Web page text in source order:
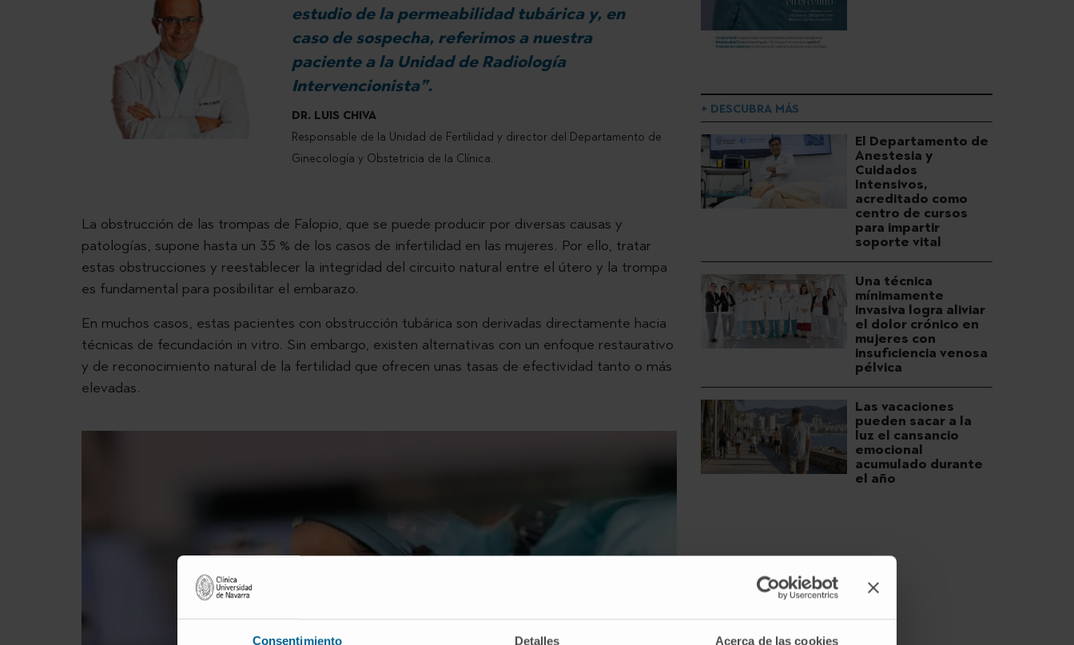
Consentimiento Detalles Acerca de las cookies
estudio de la permeabilidad tubárica y, en
caso de sospecha, referimos a nuestra
paciente a la Unidad de Radiología
Intervencionista”.
DR. LUIS CHIVA
Responsable de la Unidad de Fertilidad y director del Departamento de
Ginecología y Obstetricia de la Clínica.
La obstrucción de las trompas de Falopio, que se puede producir por diversas causas y
patologías, supone hasta un 35 % de los casos de infertilidad en las mujeres. Por ello, tratar
estas obstrucciones y reestablecer la integridad del circuito natural entre el útero y la trompa
es fundamental para posibilitar el embarazo.
En muchos casos, estas pacientes con obstrucción tubárica son derivadas directamente hacia
técnicas de fecundación in vitro. Sin embargo, existen alternativas con un enfoque restaurativo
y de reconocimiento natural de la fertilidad que ofrecen unas tasas de efectividad tanto o más
elevadas.
+ DESCUBRA MÁS
El Departamento de
Anestesia y
Cuidados
Intensivos,
acreditado como
centro de cursos
para impartir
soporte vital
Una técnica
mínimamente
invasiva logra aliviar
el dolor crónico en
mujeres con
insuficiencia venosa
pélvica
Las vacaciones
pueden sacar a la
luz el cansancio
emocional
acumulado durante
el año